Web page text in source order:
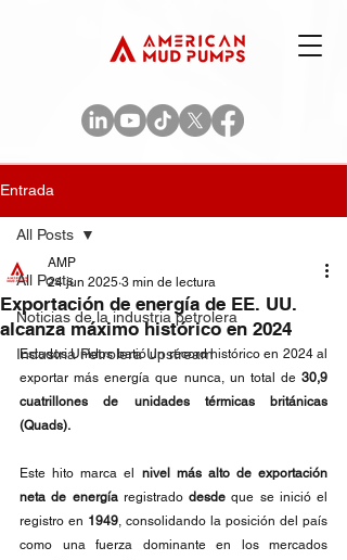
Entrada
All Posts
Noticias de la industria petrolera
Industria Petrolera Upstream
All Posts
Exportación de energía de EE. UU.
alcanza máximo histórico en 2024
AMP
24 jun 2025 3 min de lectura
Estados Unidos batió un récord histórico en 2024 al
exportar más energía que nunca, un total de 30,9
cuatrillones de unidades térmicas británicas
(Quads).
Este hito marca el nivel más alto de exportación
neta de energía registrado desde que se inició el
registro en 1949, consolidando la posición del país
como una fuerza dominante en los mercados